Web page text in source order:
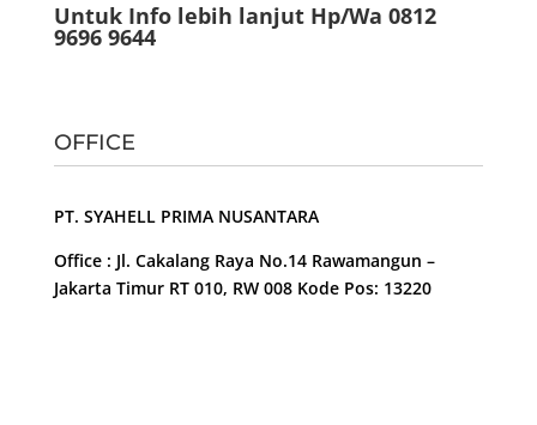
Untuk Info lebih lanjut Hp/Wa 0812
9696 9644
OFFICE
PT. SYAHELL PRIMA NUSANTARA
Office : Jl. Cakalang Raya No.14 Rawamangun –
Jakarta Timur RT 010, RW 008 Kode Pos: 13220